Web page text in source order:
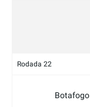
Rodada 22
Botafogo